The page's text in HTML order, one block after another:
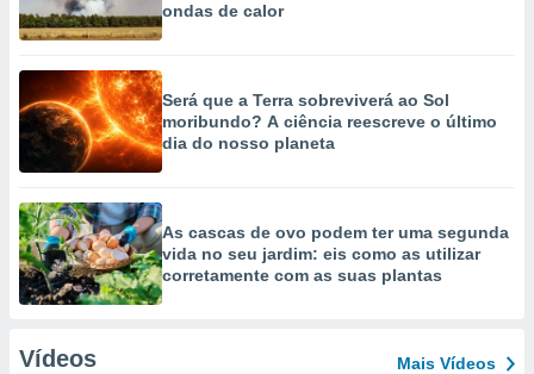
ondas de calor
Será que a Terra sobreviverá ao Sol
moribundo? A ciência reescreve o último
dia do nosso planeta
As cascas de ovo podem ter uma segunda
vida no seu jardim: eis como as utilizar
corretamente com as suas plantas
Vídeos Mais Vídeos